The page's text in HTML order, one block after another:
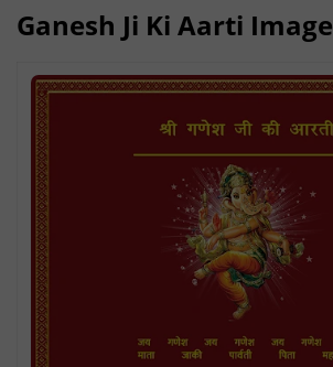
Ganesh Ji Ki Aarti Image